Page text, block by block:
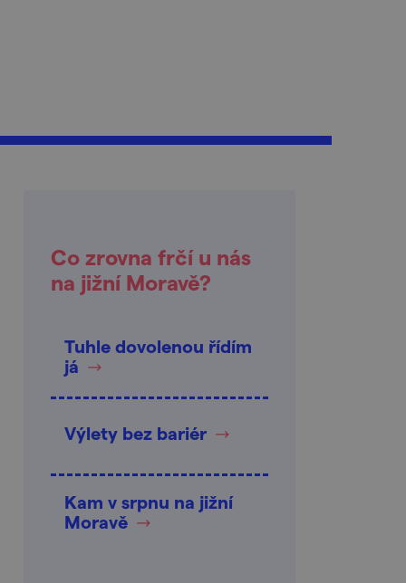
Co zrovna frčí u nás
na jižní Moravě?
Tuhle dovolenou řídím
já
Výlety bez bariér
Kam v srpnu na jižní
Moravě